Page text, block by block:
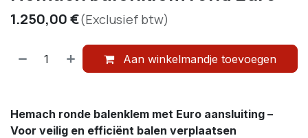
1.250,00€(Exclusief btw)
Aan winkelmandje toevoegen
Hemach ronde balenklem met Euro aansluiting –
Voor veilig en efficiënt balen verplaatsen